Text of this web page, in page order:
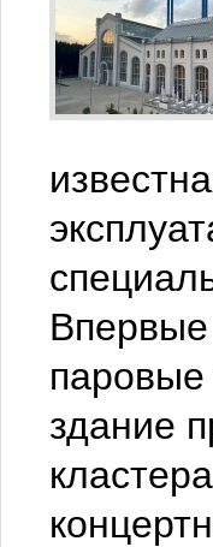
Впервые
здание